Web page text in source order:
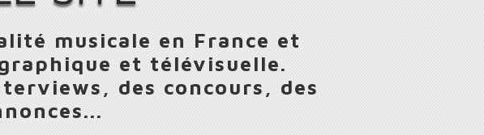
musicale en France et
et télévisuelle.
des concours, des